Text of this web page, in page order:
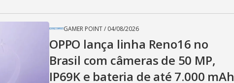
GAMER POINT/ 04/08/2026
OPPO lança linha Reno16 no
Brasil com câmeras de 50 MP,
IP69K e bateria de até 7.000 mAh